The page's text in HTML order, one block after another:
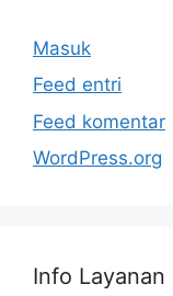
Masuk
Feed entri
Feed komentar
WordPress.org
Info